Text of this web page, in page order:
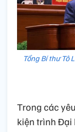
Tổng Bí thư Tô
Trong các
kiện trình Đại